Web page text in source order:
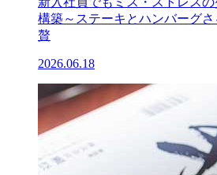
構築～ステーキとハンバーグ
贅
2026.06.18